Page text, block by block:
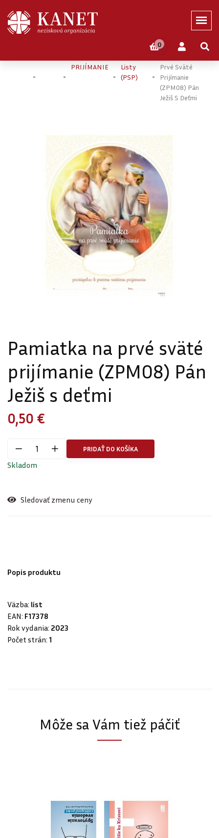
0
PRIJÍMANIE
Listy
(PSP)
Prvé Sväté
Prijímanie
(ZPM08) Pán
Ježiš S Deťmi
Pamiatka na prvé sväté
prijímanie (ZPM08) Pán
Ježiš s deťmi
0,50 €
PRIDAŤ DO KOŠÍKA
Skladom
Sledovať zmenu ceny
Popis produktu
Väzba: list
EAN: F17378
Rok vydania: 2023
Počet strán: 1
Môže sa Vám tiež páčiť